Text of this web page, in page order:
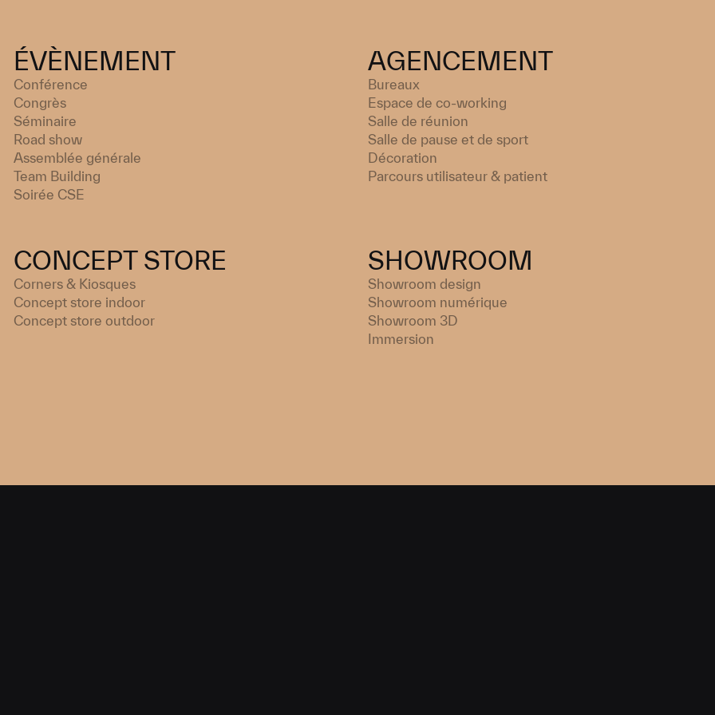
ÉVÈNEMENT
Conférence
Congrès
Séminaire
Road show
Assemblée générale
Team Building
Soirée CSE
AGENCEMENT
Bureaux
Espace de co-working
Salle de réunion
Salle de pause et de sport
Décoration
Parcours utilisateur & patient
CONCEPT STORE
Corners & Kiosques
Concept store indoor
Concept store outdoor
SHOWROOM
Showroom design
Showroom numérique
Showroom 3D
Immersion